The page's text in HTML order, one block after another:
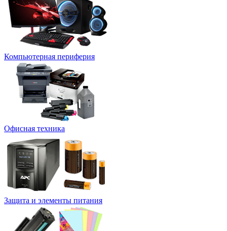
Компьютерная периферия
Офисная техника
Защита и элементы питания